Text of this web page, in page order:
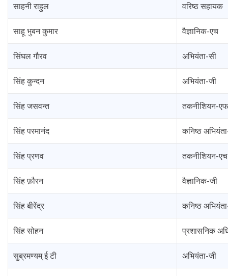
साहनी राहुल वरिष्ठ सहायक
साहू भुबन कुमार वैज्ञानिक-एच
सिंघल गौरव अभियंता-सी
सिंह कुन्दन अभियंता-जी
सिंह जसवन्त तकनीशियन-एफ
सिंह परमानंद कनिष्ठ
सिंह प्रणव तकनीशियन-एच
सिंह फ़ौरन वैज्ञानिक-जी
सिंह बीरेंद्र कनिष्ठ
सिंह सोहन प्रशासनिक
सुब्रमण्यम् ई टी अभियंता-जी